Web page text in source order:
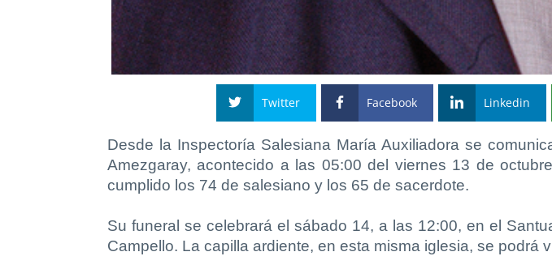
Twitter Facebook Linkedin
Desde la Inspectoría Salesiana María Auxiliadora se
Amezgaray, acontecido a las 05:00 del viernes 13 de
cumplido los 74 de salesiano y los 65 de sacerdote.
Su funeral se celebrará el sábado 14, a las 12:00, en el
Campello. La capilla ardiente, en esta misma iglesia, se podrá